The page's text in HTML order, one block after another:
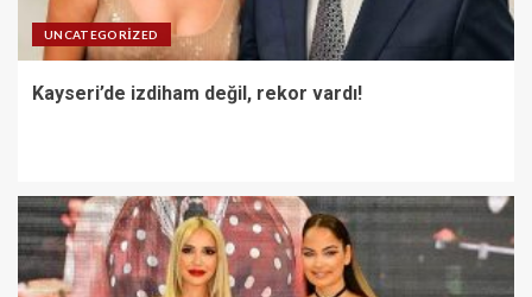
UNCATEGORIZED
Kayseri’de izdiham değil, rekor vardı!